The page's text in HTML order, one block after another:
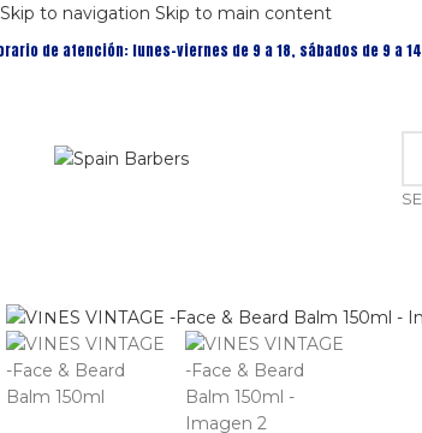
Skip to navigation Skip to main content
de atención: lunes-viernes de 9 a 18, sábados de 9 a 14